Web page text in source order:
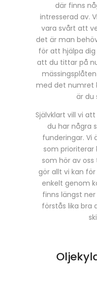
där finns
intresserad av.
vara svårt att
det är man
för att hjälpa
att du tittar på
med det numret
är du
Självklart vill vi
du har några
funderingar.
som prioriterar
som hör av oss
gör allt vi kan
enkelt genom
finns längst
förstås lika bra